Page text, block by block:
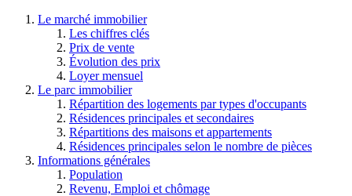
Le marché immobilier
Les chiffres clés
Prix de vente
Évolution des prix
Loyer mensuel
Le parc immobilier
Répartition des logements par types d'occupants
Résidences principales et secondaires
Répartitions des maisons et appartements
Résidences principales selon le nombre de pièces
Informations générales
Population
Revenu, Emploi et chômage